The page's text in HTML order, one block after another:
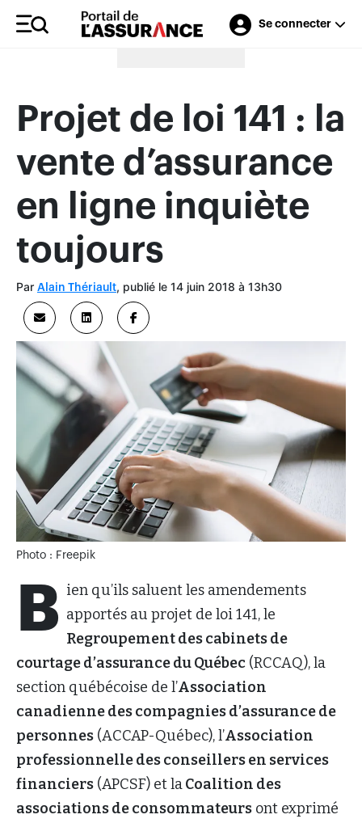
Se connecter
Merci à nos annonceurs
Projet de loi 141 : la
vente d’assurance
en ligne inquiète
toujours
Par Alain Thériault, publié le 14 juin 2018 à 13h30
Photo : Freepik
B ien qu’ils saluent les amendements
apportés au projet de loi 141, le
Regroupement des cabinets de
courtage d’assurance du Québec (RCCAQ), la
section québécoise de l’Association
canadienne des compagnies d’assurance de
personnes (ACCAP-Québec), l’Association
professionnelle des conseillers en services
financiers (APCSF) et laCoalition des
associations de consommateurs ont exprimé